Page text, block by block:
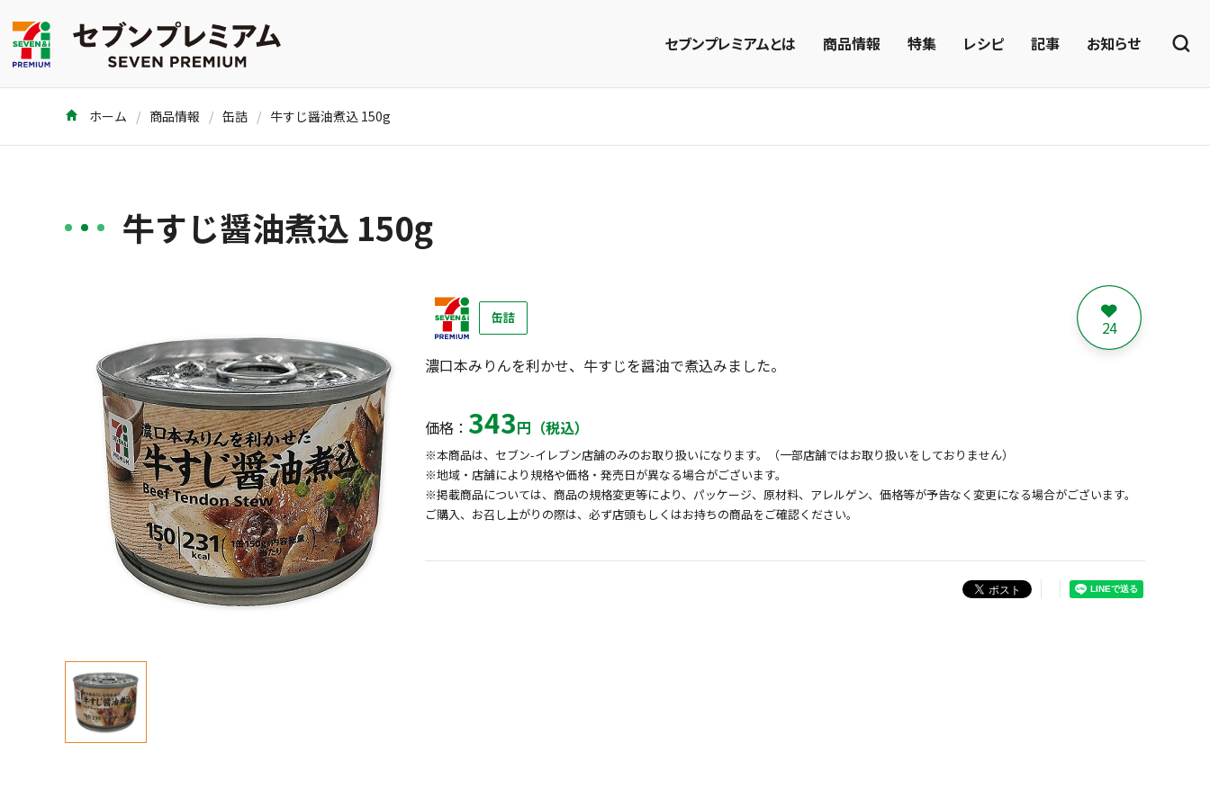
セブンプレミアムとは 商品情報 特集 レシピ 記事 お知らせ
ホーム 商品情報 缶詰 牛すじ醤油煮込 150g
牛すじ醤油煮込 150g
缶詰 24
濃口本みりんを利かせ、牛すじを醤油で煮込みました。
価格： 343円（税込）
※本商品は、セブン-イレブン店舗のみのお取り扱いになります。（一部店舗ではお取り扱いをしておりません）
※地域・店舗により規格や価格・発売日が異なる場合がございます。
※掲載商品については、商品の規格変更等により、パッケージ、原材料、アレルゲン、価格等が予告なく変更になる場合がございます。
ご購入、お召し上がりの際は、必ず店頭もしくはお持ちの商品をご確認ください。